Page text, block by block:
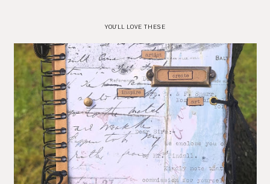
YOU'LL LOVE THESE